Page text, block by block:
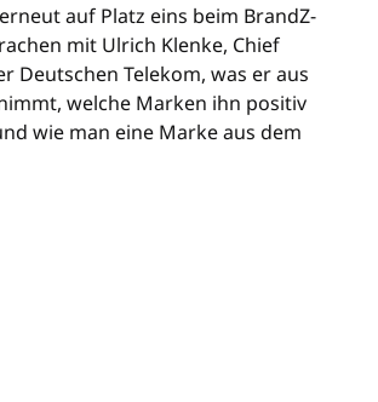
auf Platz eins beim BrandZ-
mit Ulrich Klenke, Chief
Deutschen Telekom, was er aus
welche Marken ihn positiv
wie man eine Marke aus dem